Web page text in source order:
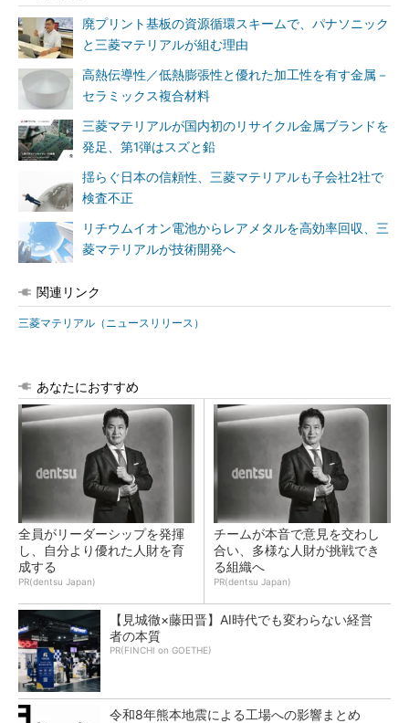
廃プリント基板の資源循環スキームで、パナソニック
と三菱マテリアルが組む理由
高熱伝導性／低熱膨張性と優れた加工性を有す金属－
セラミックス複合材料
三菱マテリアルが国内初のリサイクル金属ブランドを
発足、第1弾はスズと鉛
揺らぐ日本の信頼性、三菱マテリアルも子会社2社で
検査不正
リチウムイオン電池からレアメタルを高効率回収、三
菱マテリアルが技術開発へ
関連リンク
三菱マテリアル（ニュースリリース）
あなたにおすすめ
全員がリーダーシップを発揮
し、自分より優れた人財を育
成する
PR(dentsu Japan)
チームが本音で意見を交わし
合い、多様な人財が挑戦でき
る組織へ
PR(dentsu Japan)
【見城徹×藤田晋】AI時代でも変わらない経営
者の本質
PR(FINCHI on GOETHE)
令和8年熊本地震による工場への影響まとめ